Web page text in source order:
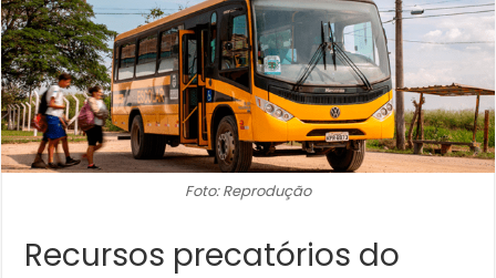
Foto: Reprodução
Recursos precatórios do